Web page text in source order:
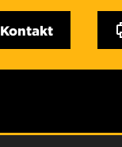
Kontakt